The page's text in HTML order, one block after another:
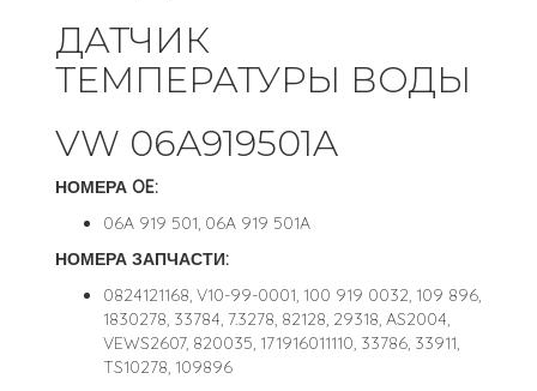
ДАТЧИК
ТЕМПЕРАТУРЫ ВОДЫ
VW 06A919501A
НОМЕРА OE:
06A 919 501, 06A 919 501A
НОМЕРА ЗАПЧАСТИ:
0824121168, V10-99-0001, 100 919 0032, 109 896,
1830278, 33784, 7.3278, 82128, 29318, AS2004,
VEWS2607, 820035, 171916011110, 33786, 33911,
TS10278, 109896